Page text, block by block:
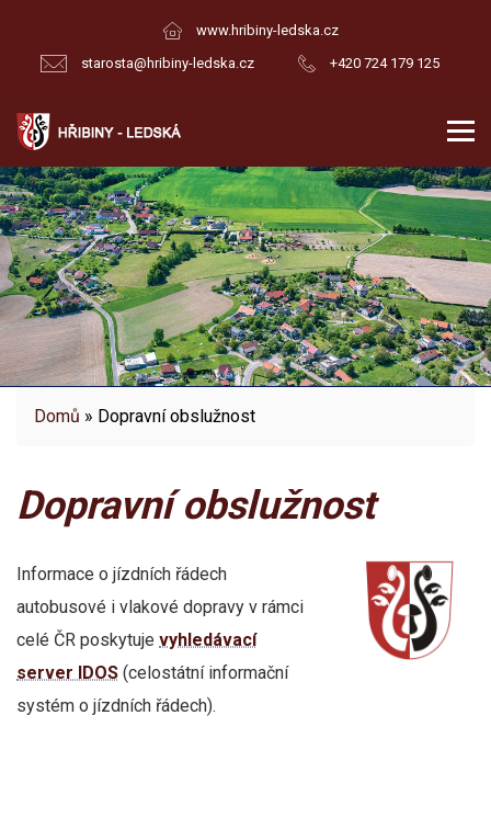
www.hribiny-ledska.cz
starosta@hribiny-ledska.cz
+420 724 179 125
Domů » Dopravní obslužnost
Dopravní obslužnost
Informace o jízdních řádech
autobusové i vlakové dopravy v rámci
celé ČR poskytuje vyhledávací
server IDOS (celostátní informační
systém o jízdních řádech).